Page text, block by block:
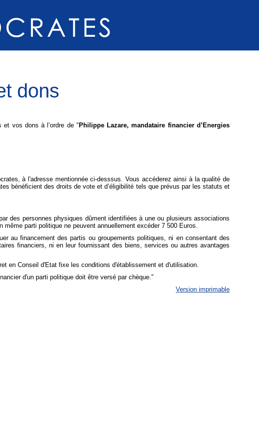
dons
et vos dons à l’ordre de " Philippe Lazare, mandataire financier d’Energies
à l'adresse mentionnée ci-desssus. Vous accéderez ainsi à la qualité de
bénéficient des droits de vote et d’éligibilité tels que prévus par les statuts et
des personnes physiques dûment identifiées à une ou plusieurs associations
parti politique ne peuvent annuellement excéder 7 500 Euros.
au financement des partis ou groupements politiques, ni en consentant des
financiers, ni en leur fournissant des biens, services ou autres avantages
en Conseil d'Etat fixe les conditions d'établissement et d'utilisation.
d'un parti politique doit être versé par chèque."
Version imprimable